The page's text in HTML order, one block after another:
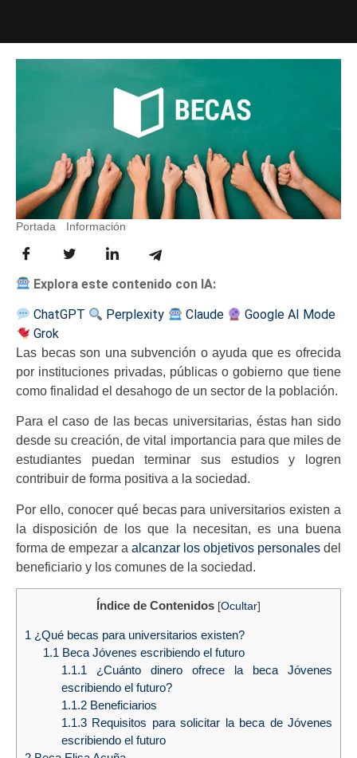
Portada Información
Explora este contenido con IA:
ChatGPT Perplexity Claude
Google AI Mode
Grok
Las becas son una subvención o ayuda que es ofrecida
por instituciones privadas, públicas o gobierno que tiene
como finalidad el desahogo de un sector de la población.
Para el caso de las becas universitarias, éstas han sido
desde su creación, de vital importancia para que miles de
estudiantes puedan terminar sus estudios y logren
contribuir de forma positiva a la sociedad.
Por ello, conocer qué becas para universitarios existen a
la disposición de los que la necesitan, es una buena
forma de empezar a alcanzar los objetivos personales del
beneficiario y los comunes de la sociedad.
Índice de Contenidos [Ocultar]
1 ¿Qué becas para universitarios existen?
1.1Beca Jóvenes escribiendo el futuro
1.1.1¿Cuánto dinero ofrece la beca Jóvenes
escribiendo el futuro?
1.1.2Beneficiarios
1.1.3Requisitos para solicitar la beca de Jóvenes
escribiendo el futuro